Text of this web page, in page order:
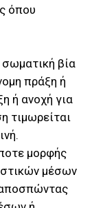
όπου
βία
πράξη ή
ή ανοχή για
τιμωρείται
μορφής
μέσων
αποσπώντας